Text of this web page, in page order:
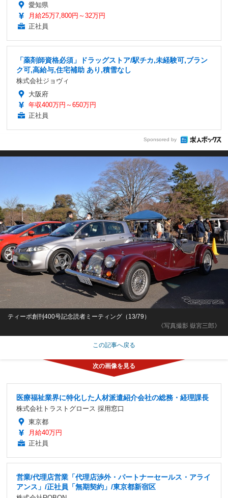
愛知県
月給25万7,800円～32万円
正社員
「薬剤師資格必須」ドラッグストア/駅チカ,未経験可,ブラン
ク可,高給与,住宅補助 あり,積雪なし
株式会社ジョヴィ
大阪府
年収400万円～650万円
正社員
Sponsored by
《写真撮影 嶽宮三郎》
ティーポ創刊400号記念読者ミーティング（13/79）
この記事へ戻る
医療福祉業界に特化した人材派遣紹介会社の総務・経理課長
株式会社トラストグロース 採用窓口
東京都
月給40万円
正社員
営業/代理店営業「代理店渉外・パートナーセールス・アライ
アンス」/正社員「無期契約」/東京都新宿区